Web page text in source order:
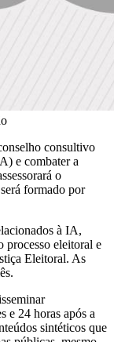
consultivo
e combater a
o
formado por
à IA,
processo eleitoral e
Eleitoral. As
e 24 horas após a
sintéticos que